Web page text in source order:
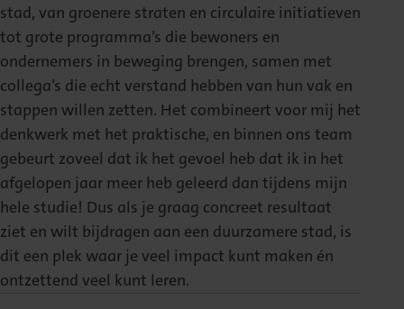
stad, van groenere straten en circulaire initiatieven
tot grote programma’s die bewoners en
ondernemers in beweging brengen, samen met
collega’s die echt verstand hebben van hun vak en
stappen willen zetten. Het combineert voor mij het
denkwerk met het praktische, en binnen ons team
gebeurt zoveel dat ik het gevoel heb dat ik in het
afgelopen jaar meer heb geleerd dan tijdens mijn
hele studie! Dus als je graag concreet resultaat
ziet en wilt bijdragen aan een duurzamere stad, is
dit een plek waar je veel impact kunt maken én
ontzettend veel kunt leren.